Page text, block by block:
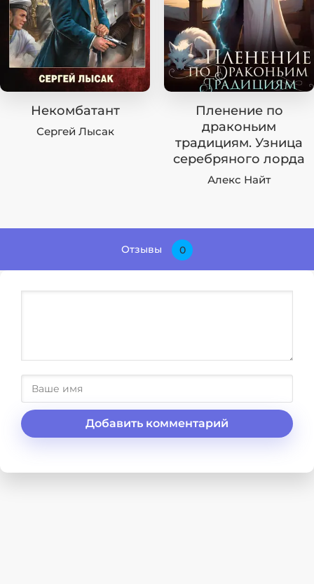
Некомбатант
Сергей Лысак
Пленение по
драконьим
традициям. Узница
серебряного лорда
Алекс Найт
Отзывы 0
Добавить комментарий